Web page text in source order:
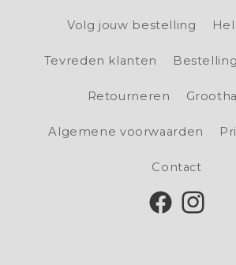
Volg jouw bestelling
Tevreden klanten
Retourneren
Algemene voorwaarden
Contact
FacebookInstagram